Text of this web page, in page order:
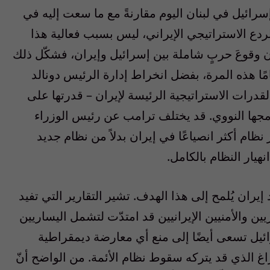
في لبنان اليوم مقارنةً مع ما سعت إليه في
بالردع الاستراتيجي الإيراني، ليس بسبب فعالية هذا
وقوعَ حربٍ شاملة بين إسرائيل وإيران، فشكّل ذلك
هذه المرة، بفضل انخراط إدارة الرئيس دونالد
الاستراتيجية الرئيسة لإيران – قدرتها على
النووي. قد يختلف ترامب عن رئيس الوزراء
أكثر انصياعًا في إيران بدلاً من نظام جديد
النظام بالكامل.
يُلمح إلى هذا الهدف. تشير التقارير التي تفيد
والأمنيين الإيرانيين قد امتدّت لتشمل اليساريين
تسعى أيضًا إلى منع أي معارضة ديمقراطية
الذي قد يتركه سقوط نظام الأئمة. من الواضح أنّ